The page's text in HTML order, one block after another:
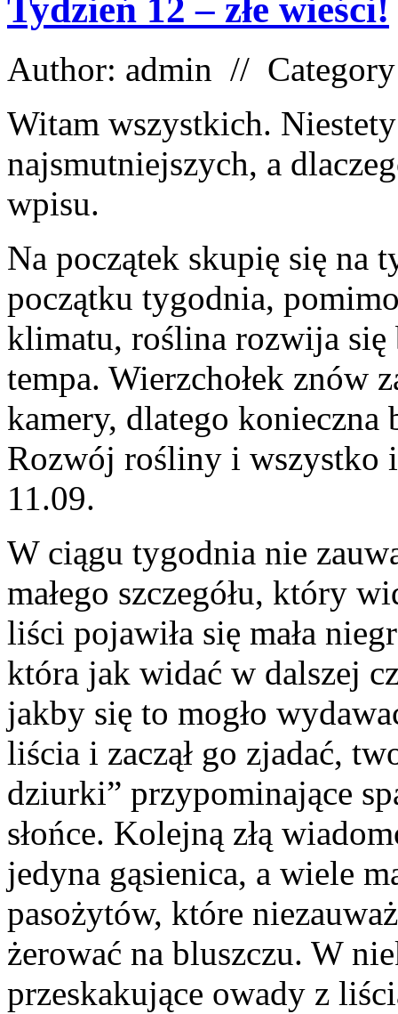
Tydzień 12 – złe wieści!
Author: admin //
Witam wszystkich.
najsmutniejszych, a
wpisu.
Na początek skupię się na
początku tygodnia,
klimatu, roślina rozwija się
tempa. Wierzchołek znów
kamery, dlatego
Rozwój rośliny i wszystko
11.09.
W ciągu tygodnia nie
małego szczegółu, który
liści pojawiła się mała
która jak widać w dalszej
jakby się to mogło
liścia i zaczął go zjadać,
dziurki” przypominające
słońce. Kolejną złą
jedyna gąsienica, a wiele
pasożytów, które
żerować na bluszczu. W
przeskakujące owady z